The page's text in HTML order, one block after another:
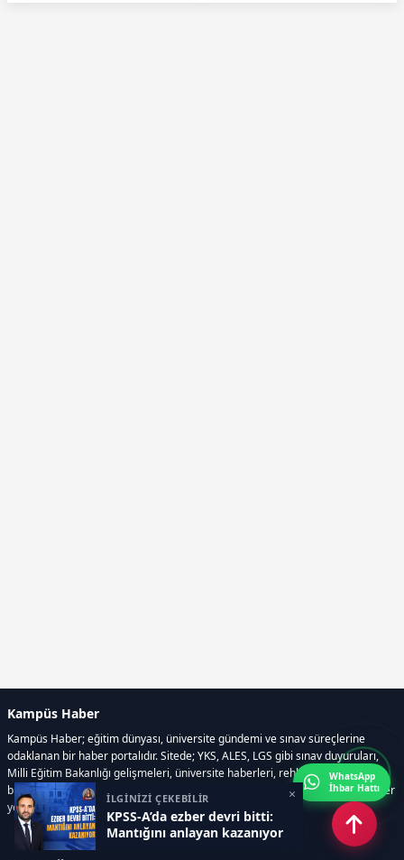
İLGİNİZİ ÇEKEBİLİR
KPSS-A’da ezber devri bitti:
Mantığını anlayan kazanıyor
×
Kampüs Haber
Kampüs Haber; eğitim dünyası, üniversite gündemi ve sınav süreçlerine
odaklanan bir haber portalıdır. Sitede; YKS, ALES, LGS gibi sınav duyuruları,
Milli Eğitim Bakanlığı gelişmeleri, üniversite haberleri, rehberlik içerikleri,
bilim ve teknoloji alanındaki yenilikler ile öğrenci yaşamına dair güncel bilgiler
yer alır.
WhatsApp
İhbar Hattı